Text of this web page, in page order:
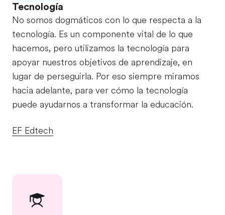
Tecnología
No somos dogmáticos con lo que respecta a la
tecnología. Es un componente vital de lo que
hacemos, pero utilizamos la tecnología para
apoyar nuestros objetivos de aprendizaje, en
lugar de perseguirla. Por eso siempre miramos
hacia adelante, para ver cómo la tecnología
puede ayudarnos a transformar la educación.
EF Edtech